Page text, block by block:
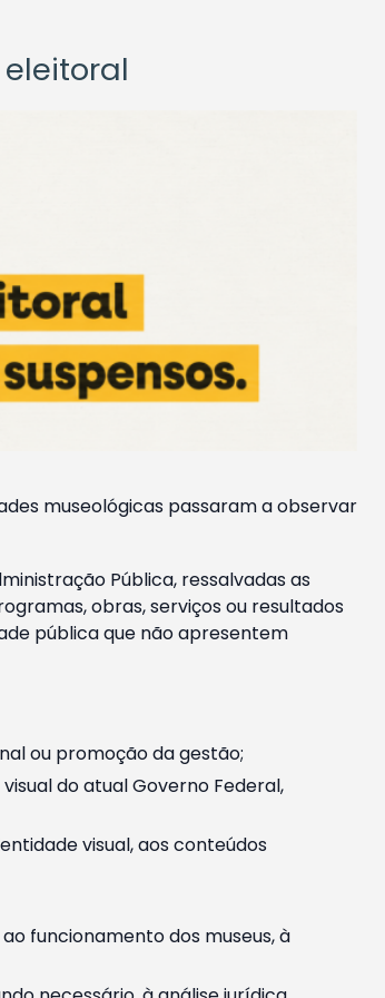
museológicas passaram a observar
Pública, ressalvadas as
obras, serviços ou resultados
pública que não apresentem
ou promoção da gestão;
do atual Governo Federal,
visual, aos conteúdos
funcionamento dos museus, à